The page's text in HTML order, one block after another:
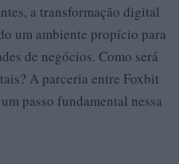
a transformação digital
um ambiente propício para
de negócios. Como será
A parceria entre Foxbit
passo fundamental nessa